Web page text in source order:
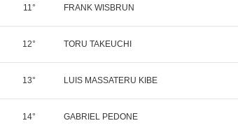
11° FRANK WISBRUN
12° TORU TAKEUCHI
13° LUIS MASSATERU KIBE
14° GABRIEL PEDONE